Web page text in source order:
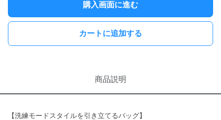
購入画面に進む
カートに追加する
商品説明
【洗練モードスタイルを引き立てるバッグ】